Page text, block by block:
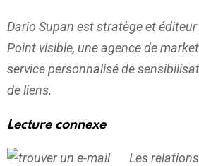
Dario Supan est stratège et
Point visible, une agence de
service personnalisé de
de liens.
Lecture connexe
Les